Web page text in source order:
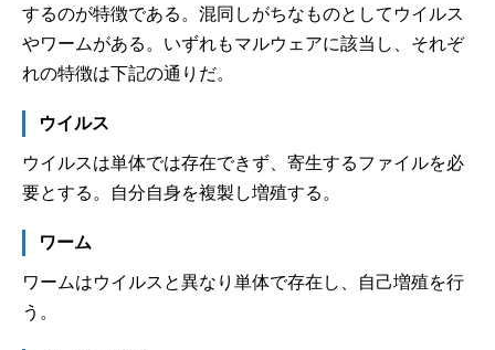
するのが特徴である。混同しがちなものとしてウイルス
やワームがある。いずれもマルウェアに該当し、それぞ
れの特徴は下記の通りだ。
ウイルス
ウイルスは単体では存在できず、寄生するファイルを必
要とする。自分自身を複製し増殖する。
ワーム
ワームはウイルスと異なり単体で存在し、自己増殖を行
う。